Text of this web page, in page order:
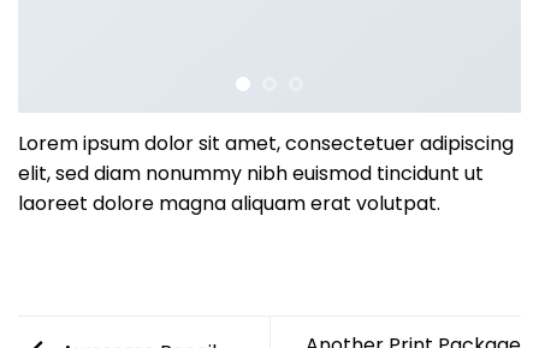
Lorem ipsum dolor sit amet, consectetuer adipiscing
elit, sed diam nonummy nibh euismod tincidunt ut
laoreet dolore magna aliquam erat volutpat.